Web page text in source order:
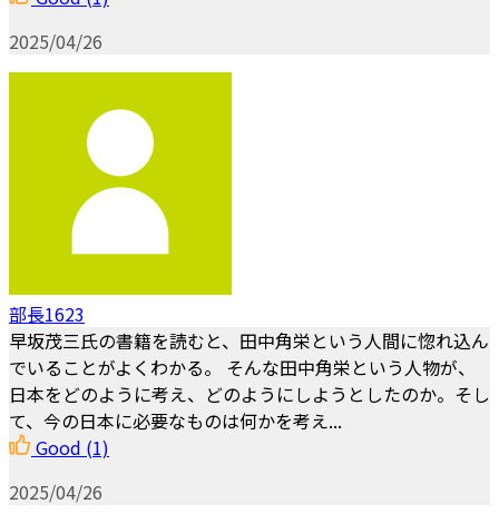
2025/04/26
部長1623
早坂茂三氏の書籍を読むと、田中角栄という人間に惚れ込ん
でいることがよくわかる。 そんな田中角栄という人物が、
日本をどのように考え、どのようにしようとしたのか。そし
て、今の日本に必要なものは何かを考え...
Good (1)
2025/04/26